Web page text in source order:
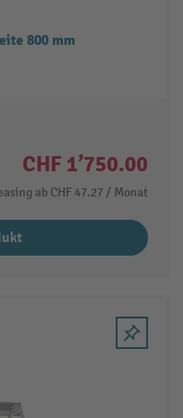
800 mm
CHF 1’750.00
ab CHF 47.27 / Monat